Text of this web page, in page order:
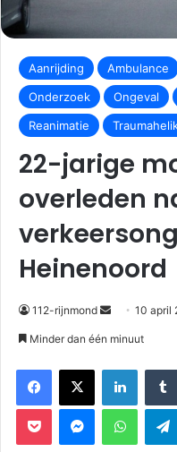
Aanrijding Ambulance
Onderzoek
Ongeval
Reanimatie
22-jarige
overleden
Heinenoord
112-rijnmond 10 april
Minder dan één minuut
Facebook
X LinkedIn
Pocket MessengerWhatsApp